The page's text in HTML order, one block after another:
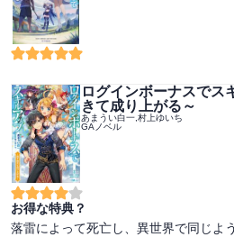
ログインボーナスで
きて成り上がる～
あまうい白一,村上ゆいち
GAノベル
お得な特典？
落雷によって死亡し、異世界で同じよ